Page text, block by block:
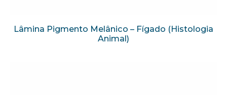
Lâmina Pigmento Melânico – Fígado (Histologia
Animal)